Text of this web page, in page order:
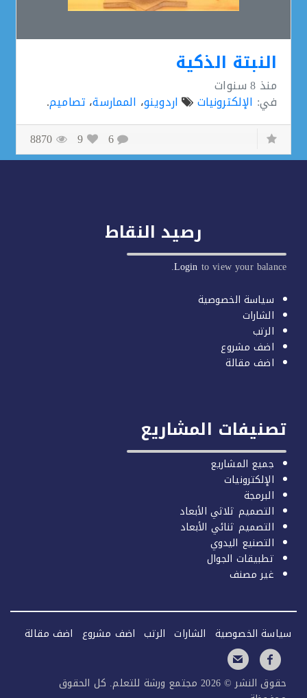
النبتة الذكية
الإلكترونيات اردوينو،الممارسة،تصاميم.
9
8870
رصيد النقاط
Loginto view your
سياسة الخصوصية
الشارات
الرتب
اضف مشروع
اضف مقالة
المشاريع
جميع المشاريع
الإلكترونيات
البرمجة
التصميم ثلاثي الأبعاد
التصميم ثنائي الأبعاد
التصنيع اليدوي
تطبيقات الجوال
غير مصنف
الخصوصية الشارات الرتب اضف مشروع اضف مقالة
حقوق النشر © 2026 مجتمع ورشة للتعلم. كل الحقوق